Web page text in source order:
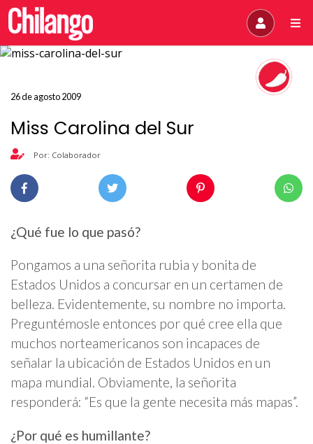
26 de agosto 2009
Miss Carolina del Sur
Por: Colaborador
¿Qué fue lo que pasó?
Pongamos a una señorita rubia y bonita de
Estados Unidos a concursar en un certamen de
belleza. Evidentemente, su nombre no importa.
Preguntémosle entonces por qué cree ella que
muchos norteamericanos son incapaces de
señalar la ubicación de Estados Unidos en un
mapa mundial. Obviamente, la señorita
responderá: “Es que la gente necesita más mapas”.
¿Por qué es humillante?